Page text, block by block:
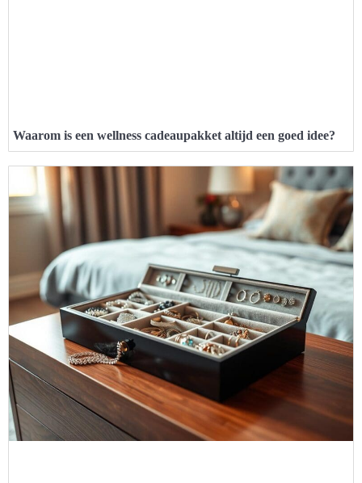
Waarom is een wellness cadeaupakket altijd een goed idee?